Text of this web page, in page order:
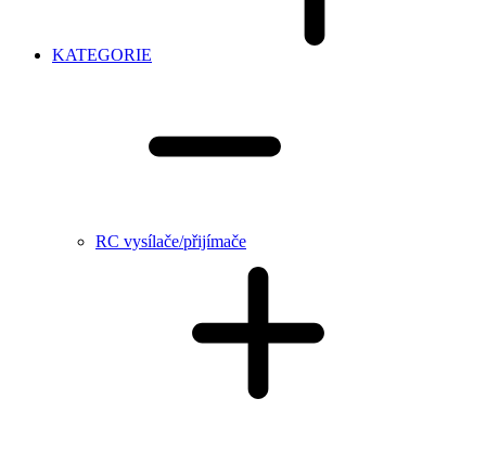
KATEGORIE
RC vysílače/přijímače